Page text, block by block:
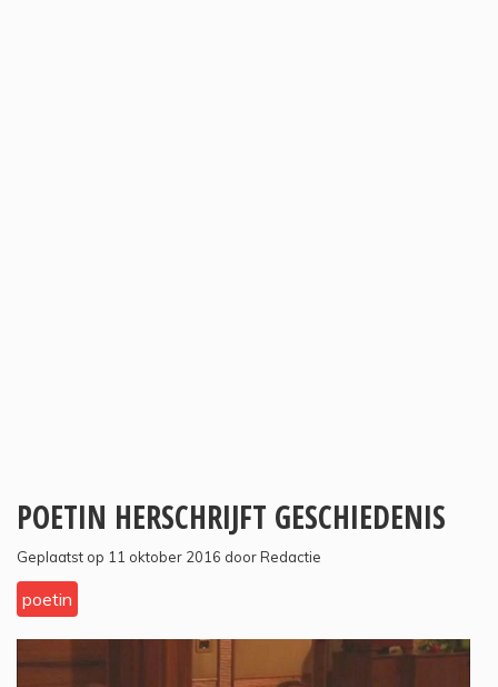
POETIN HERSCHRIJFT GESCHIEDENIS
Geplaatst op 11 oktober 2016 door Redactie
poetin